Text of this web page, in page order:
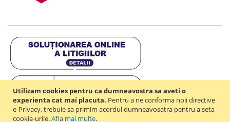
Utilizam cookies pentru ca dumneavostra sa aveti o
experienta cat mai placuta. Pentru a ne conforma noii directive
e-Privacy, trebuie sa primim acordul dumneavosatra pentru a seta
cookie-urile.Afla mai multe.